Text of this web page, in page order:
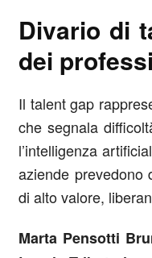
Divario di
dei
Il talent gap
che segnala
l’intelligenza
aziende prevedono
di alto valore,
Marta Pensotti